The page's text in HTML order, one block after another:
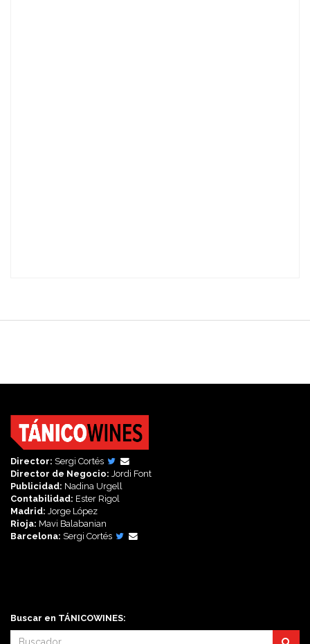
Director: Sergi Cortés
Director de Negocio: Jordi Font
Publicidad: Nadina Urgell
Contabilidad: Ester Rigol
Madrid: Jorge López
Rioja: Mavi Balabanian
Barcelona: Sergi Cortés
Buscar en TÁNICOWINES: